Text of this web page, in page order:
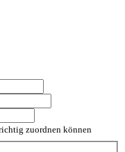
zuordnen können